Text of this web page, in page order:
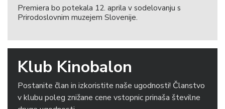
Premiera bo potekala 12. aprila v sodelovanju s
Prirodoslovnim muzejem Slovenije.
Klub Kinobalon
Postanite član in izkoristite naše ugodnosti! Članstvo
v klubu poleg znižane cene vstopnic prinaša številne